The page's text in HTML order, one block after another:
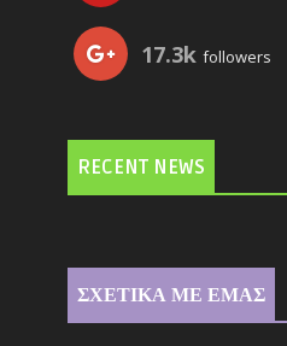
17.3k followers
RECENT NEWS
ΣΧΕΤΙΚΑ ΜΕ ΕΜΑΣ